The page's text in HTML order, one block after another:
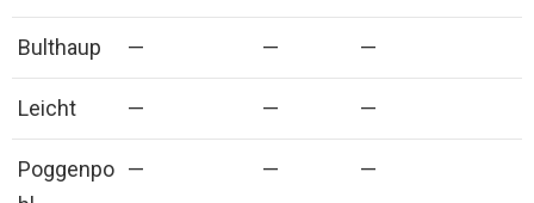
Bulthaup — — —
Leicht — — —
Poggenpo — — —